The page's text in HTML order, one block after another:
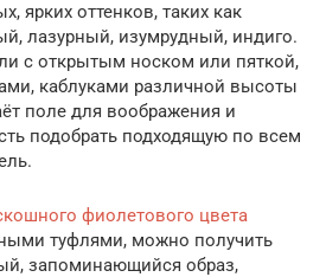
ярких оттенков, таких как
лазурный, изумрудный, индиго.
с открытым носком или пяткой,
каблуками различной высоты
поле для воображения и
подобрать подходящую по всем
фиолетового цвета
туфлями, можно получить
запоминающийся образ,